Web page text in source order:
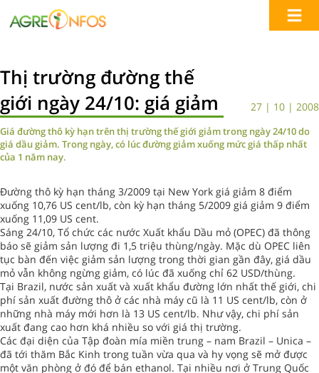
Thị trường đường thế
giới ngày 24/10: giá giảm
27 | 10 | 2008
Giá đường thô kỳ hạn trên thị trường thế giới giảm trong ngày 24/10 do
giá dầu giảm. Trong ngày, có lúc đường giảm xuống mức giá thấp nhất
của 1 năm nay.
Đường thô kỳ hạn tháng 3/2009 tại New York giá giảm 8 điểm
xuống 10,76 US cent/lb, còn kỳ hạn tháng 5/2009 giá giảm 9 điểm
xuống 11,09 US cent.
Sáng 24/10, Tổ chức các nước Xuất khẩu Dầu mỏ (OPEC) đã thông
báo sẽ giảm sản lượng đi 1,5 triệu thùng/ngày. Mặc dù OPEC liên
tục bàn đến việc giảm sản lượng trong thời gian gần đây, giá dầu
mỏ vẫn không ngừng giảm, có lúc đã xuống chỉ 62 USD/thùng.
Tại Brazil, nước sản xuất và xuất khẩu đường lớn nhất thế giới, chi
phí sản xuất đường thô ở các nhà máy cũ là 11 US cent/lb, còn ở
những nhà máy mới hơn là 13 US cent/lb. Như vậy, chi phí sản
xuất đang cao hơn khá nhiều so với giá thị trường.
Các đại diện của Tập đoàn mía miền trung – nam Brazil – Unica –
đã tới thăm Bắc Kinh trong tuần vừa qua và hy vọng sẽ mở được
một văn phòng ở đó để bán ethanol. Tại nhiều nơi ở Trung Quốc